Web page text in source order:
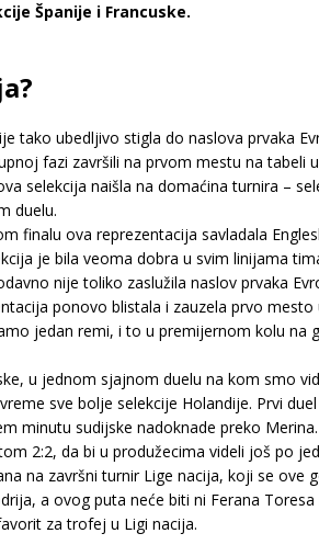
Španije i Francuske.
tako ubedljivo stigla do naslova prvaka
fazi završili na prvom mestu na
selekcija naišla na domaćina turnira –
duelu.
finalu ova reprezentacija savladala
je bila veoma dobra u svim linijama
nije toliko zaslužila naslov prvaka
ponovo blistala i zauzela prvo
jedan remi, i to u premijernom kolu na
u jednom sjajnom duelu na kom smo
sve bolje selekcije Holandije. Prvi
minutu sudijske nadoknade preko Merina.
2:2, da bi u produžecima videli još po
na završni turnir Lige nacija, koji se ove
a ovog puta neće biti ni Ferana
za trofej u Ligi nacija.